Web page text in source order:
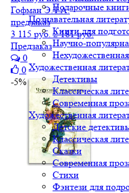
Подарочные
Познавательная
Книги для
Научно-
Художественная
Детективы
Классическая
Современная
Художественная
Детские
Классическая
Сказки
Современная
Стихи
Фэнтези для
Гофман Э.Т.А.
предзаказ
3 115 руб. 2 181 руб.
Предзаказ
0
0
-5%